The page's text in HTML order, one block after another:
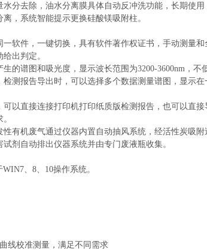
分去除，油水分离膜具体自动反冲洗功能，长期使用
，系统智能提示更换硅酸镁吸附柱。
软件，一键切换，具有软件著作权证书，手动测量和
出判定。
的谱图和吸光度，显示波长范围为3200-3600nm，不
测报告导出时，可以选择多个数据测量谱图，显示
以直接连接打印机打印纸质版检测报告，也可以直
有机废气通过仪器内置自动抽风系统，经活性炭吸附
剂自动排出仪器系统并由专门废液瓶收集。
、8、10操作系统。
线校准测量，满足不同需求